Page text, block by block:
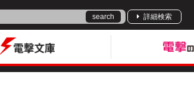
search 詳細検索